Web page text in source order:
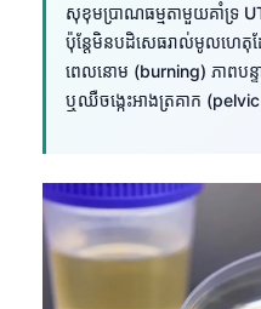
សុខុមប្រាណធម្មតាមួយគាំទ្រ
ប៉ុន្តែមិនបដិសេធរាល់មូលហេ
ពេលនោម (burning) ភាពប
ឬឈឺចង្កេះអាងត្រគាក